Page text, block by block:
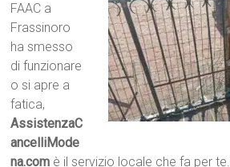
FAAC a
Frassinoro
ha smesso
di funzionare
o si apre a
fatica,
AssistenzaC
ancelliMode
na.com è il servizio locale che fa per te.